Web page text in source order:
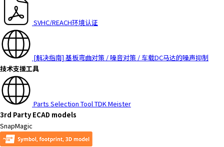
SVHC/REACH环境认证
[解决指南] 基板弯曲对策 / 噪音对策 / 车载DC马达的噪声抑制
技术支援工具
Parts Selection Tool TDK Meister
3rd Party ECAD models
SnapMagic